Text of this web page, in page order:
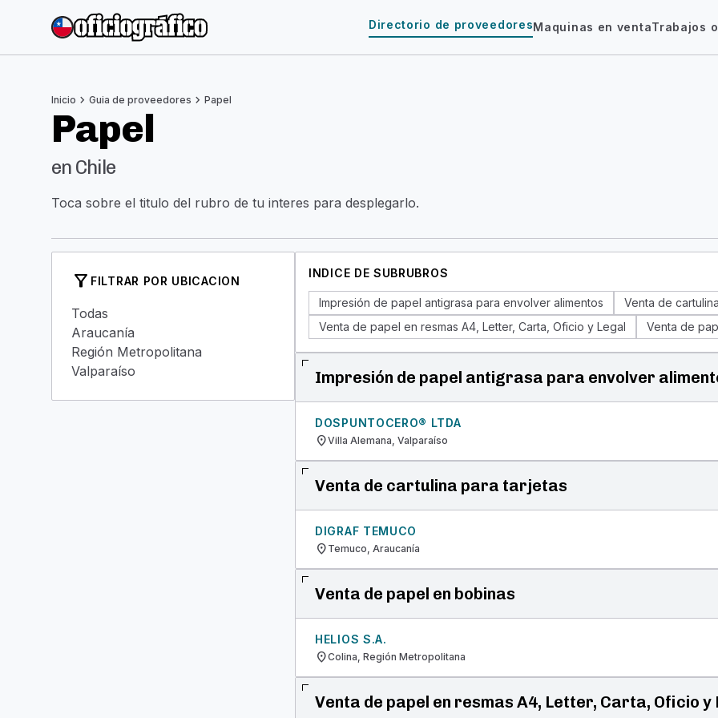
Directorio de proveedoresMaquinas en ventaTrabajos
Inicio chevron_right Guia de proveedores chevron_right Papel
Papel
en Chile
Toca sobre el titulo del rubro de tu interes para desplegarlo.
filter_alt FILTRAR POR UBICACION
Todas
Araucanía
Región Metropolitana
Valparaíso
INDICE DE SUBRUBROS
Impresión de papel antigrasa para envolver alimentos Venta de
Venta de papel en resmas A4, Letter, Carta, Oficio y Legal
Venta de
Impresión de papel antigrasa para envolver
DOSPUNTOCERO® LTDA
location_onVilla Alemana, Valparaíso
Venta de cartulina para tarjetas
DIGRAF TEMUCO
location_on Temuco, Araucanía
Venta de papel en bobinas
HELIOS S.A.
location_onColina, Región Metropolitana
Venta de papel en resmas A4, Letter, Carta, Oficio y